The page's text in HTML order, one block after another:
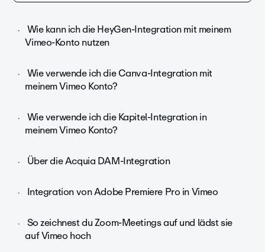
Wie kann ich die HeyGen-Integration mit meinem
Vimeo-Konto nutzen
Wie verwende ich die Canva-Integration mit
meinem Vimeo Konto?
Wie verwende ich die Kapitel-Integration in
meinem Vimeo Konto?
Über die Acquia DAM-Integration
Integration von Adobe Premiere Pro in Vimeo
So zeichnest du Zoom-Meetings auf und lädst sie
auf Vimeo hoch